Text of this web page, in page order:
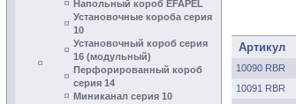
Напольный короб EFAPEL
Установочные короба серия
10
Установочный короб серия
16 (модульный)
Перфорированный короб
серия 14
Миниканал серия 10
Артикул
10090 RBR
10091 RBR